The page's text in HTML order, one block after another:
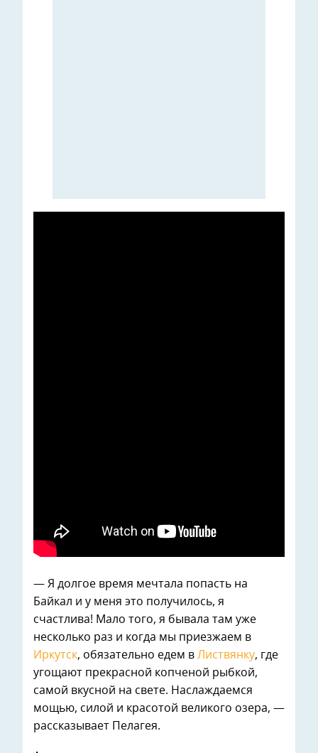
— Я долгое время мечтала попасть на
Байкал и у меня это получилось, я
счастлива! Мало того, я бывала там уже
несколько раз и когда мы приезжаем в
Иркутск, обязательно едем в Листвянку, где
угощают прекрасной копченой рыбкой,
самой вкусной на свете. Наслаждаемся
мощью, силой и красотой великого озера, —
рассказывает Пелагея.